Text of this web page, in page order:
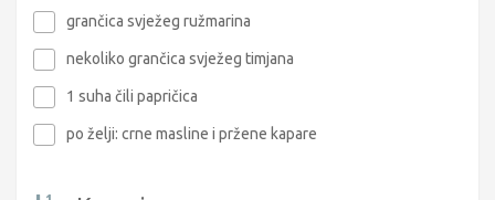
grančica svježeg ružmarina
nekoliko grančica svježeg timjana
1 suha čili papričica
po želji: crne masline i pržene kapare